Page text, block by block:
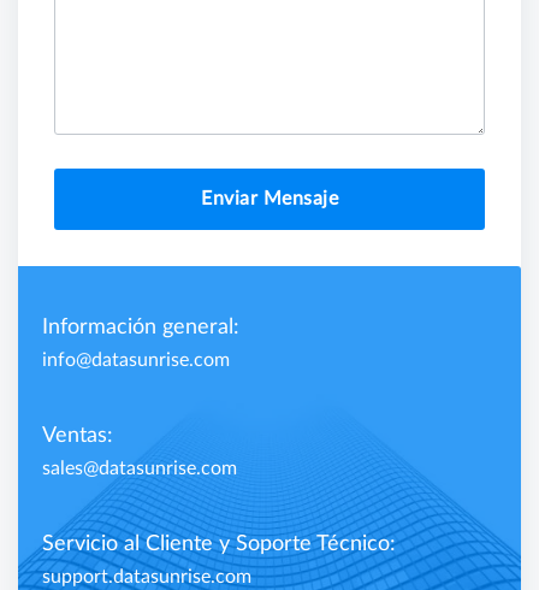
Enviar Mensaje
Información general:
info@datasunrise.com
Ventas:
sales@datasunrise.com
Servicio al Cliente y Soporte Técnico:
support.datasunrise.com